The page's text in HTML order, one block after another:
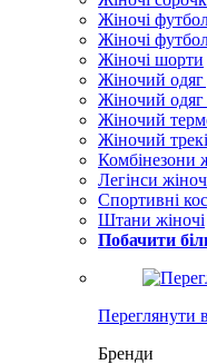
Жіночі
Жіночі
Жіночі шорти
Жіночий одяг
Жіночий одяг
Жіночий
Жіночий
Комбінезони
Легінси
Спортивні
Штани жіночі
Побачити
Переглянути
Бренди